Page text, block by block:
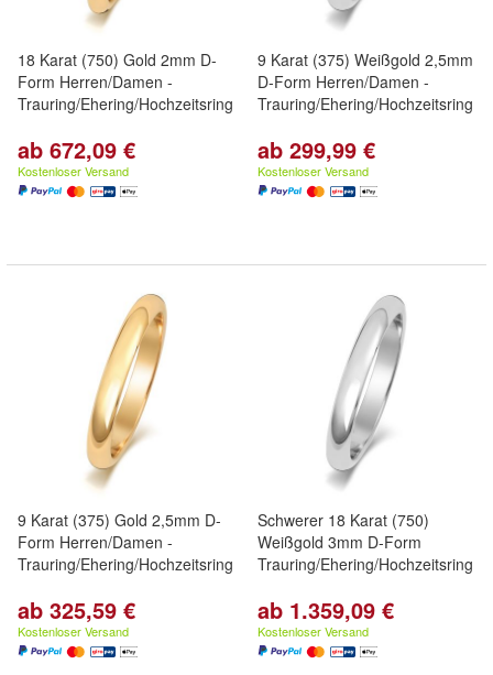
18 Karat (750) Gold 2mm D-
Form Herren/Damen -
Trauring/Ehering/Hochzeitsring
ab 672,09 €
Kostenloser Versand
9 Karat (375) Weißgold 2,5mm
D-Form Herren/Damen -
Trauring/Ehering/Hochzeitsring
ab 299,99 €
Kostenloser Versand
9 Karat (375) Gold 2,5mm D-
Form Herren/Damen -
Trauring/Ehering/Hochzeitsring
ab 325,59 €
Kostenloser Versand
Schwerer 18 Karat (750)
Weißgold 3mm D-Form
Trauring/Ehering/Hochzeitsring
ab 1.359,09 €
Kostenloser Versand